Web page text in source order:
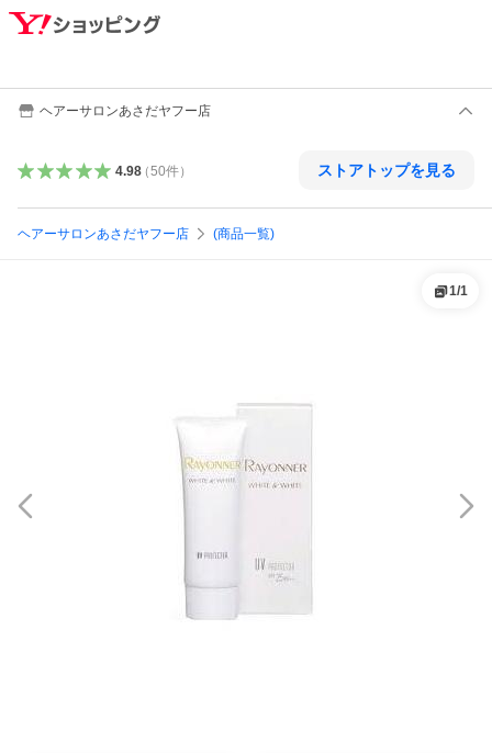
ヘアーサロンあさだヤフー店
4.98（50件） ストアトップを見る
ヘアーサロンあさだヤフー店 (商品一覧)
1/1